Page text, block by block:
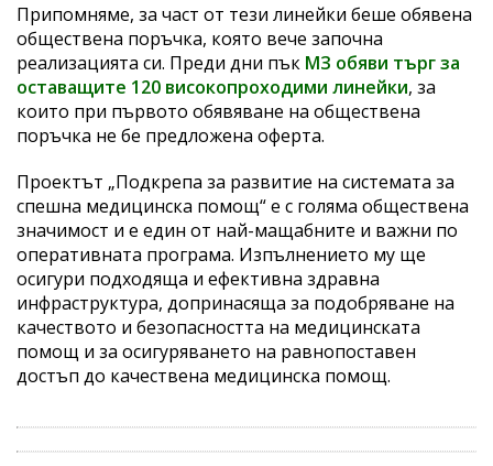
Припомняме, за част от тези линейки беше обявена
обществена поръчка, която вече започна
реализацията си. Преди дни пък МЗ обяви търг за
оставащите 120 високопроходими линейки, за
които при първото обявяване на обществена
поръчка не бе предложена оферта.
Проектът „Подкрепа за развитие на системата за
спешна медицинска помощ“ е с голяма обществена
значимост и е един от най-мащабните и важни по
оперативната програма. Изпълнението му ще
осигури подходяща и ефективна здравна
инфраструктура, допринасяща за подобряване на
качеството и безопасността на медицинската
помощ и за осигуряването на равнопоставен
достъп до качествена медицинска помощ.